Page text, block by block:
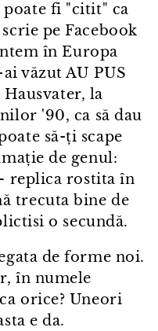
fi "citit" ca
pe Facebook
în Europa
văzut AU PUS
la
'90, ca să dau
să-ți scape
de genul:
replica rostita în
trecuta bine de
o secundă.
de forme noi.
în numele
orice? Uneori
e da.